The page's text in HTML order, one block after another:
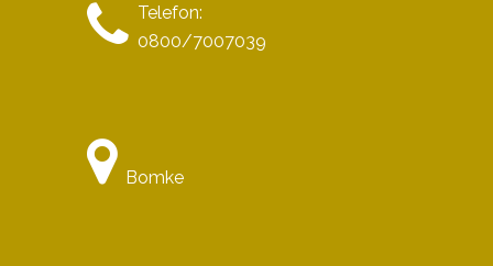
Telefon:
0800/7007039
Bomke